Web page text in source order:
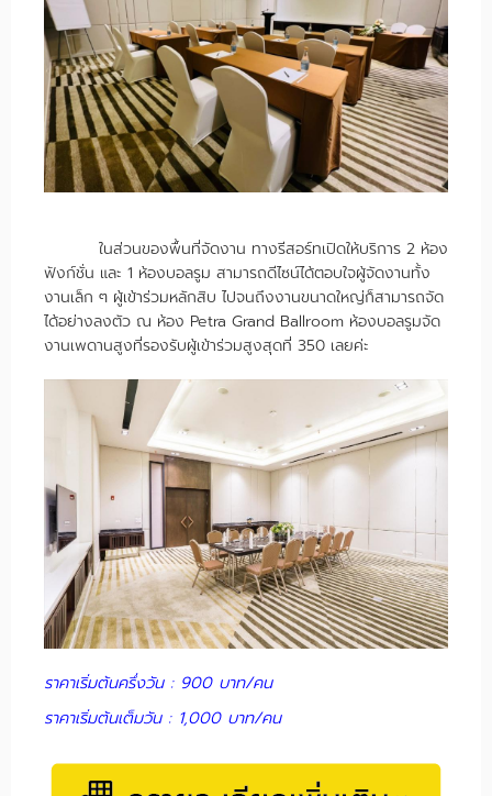
ในส่วนของพื้นที่จัดงาน ทางรีสอร์ทเปิดให้บริการ 2 ห้อง
ฟังก์ชั่น และ 1 ห้องบอลรูม สามารถดีไซน์ได้ตอบใจผู้จัดงานทั้ง
งานเล็ก ๆ ผู้เข้าร่วมหลักสิบ ไปจนถึงงานขนาดใหญ่ก็สามารถจัด
ได้อย่างลงตัว ณ ห้อง Petra Grand Ballroom ห้องบอลรูมจัด
งานเพดานสูงที่รองรับผู้เข้าร่วมสูงสุดที่ 350 เลยค่ะ
ราคาเริ่มต้นครึ่งวัน : 900 บาท/คน
ราคาเริ่มต้นเต็มวัน : 1,000 บาท/คน